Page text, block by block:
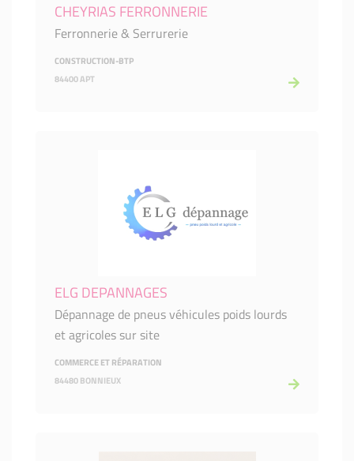
CHEYRIAS FERRONNERIE
Ferronnerie & Serrurerie
CONSTRUCTION-BTP
84400 APT
ELG DEPANNAGES
Dépannage de pneus véhicules poids lourds
et agricoles sur site
COMMERCE ET RÉPARATION
84480 BONNIEUX